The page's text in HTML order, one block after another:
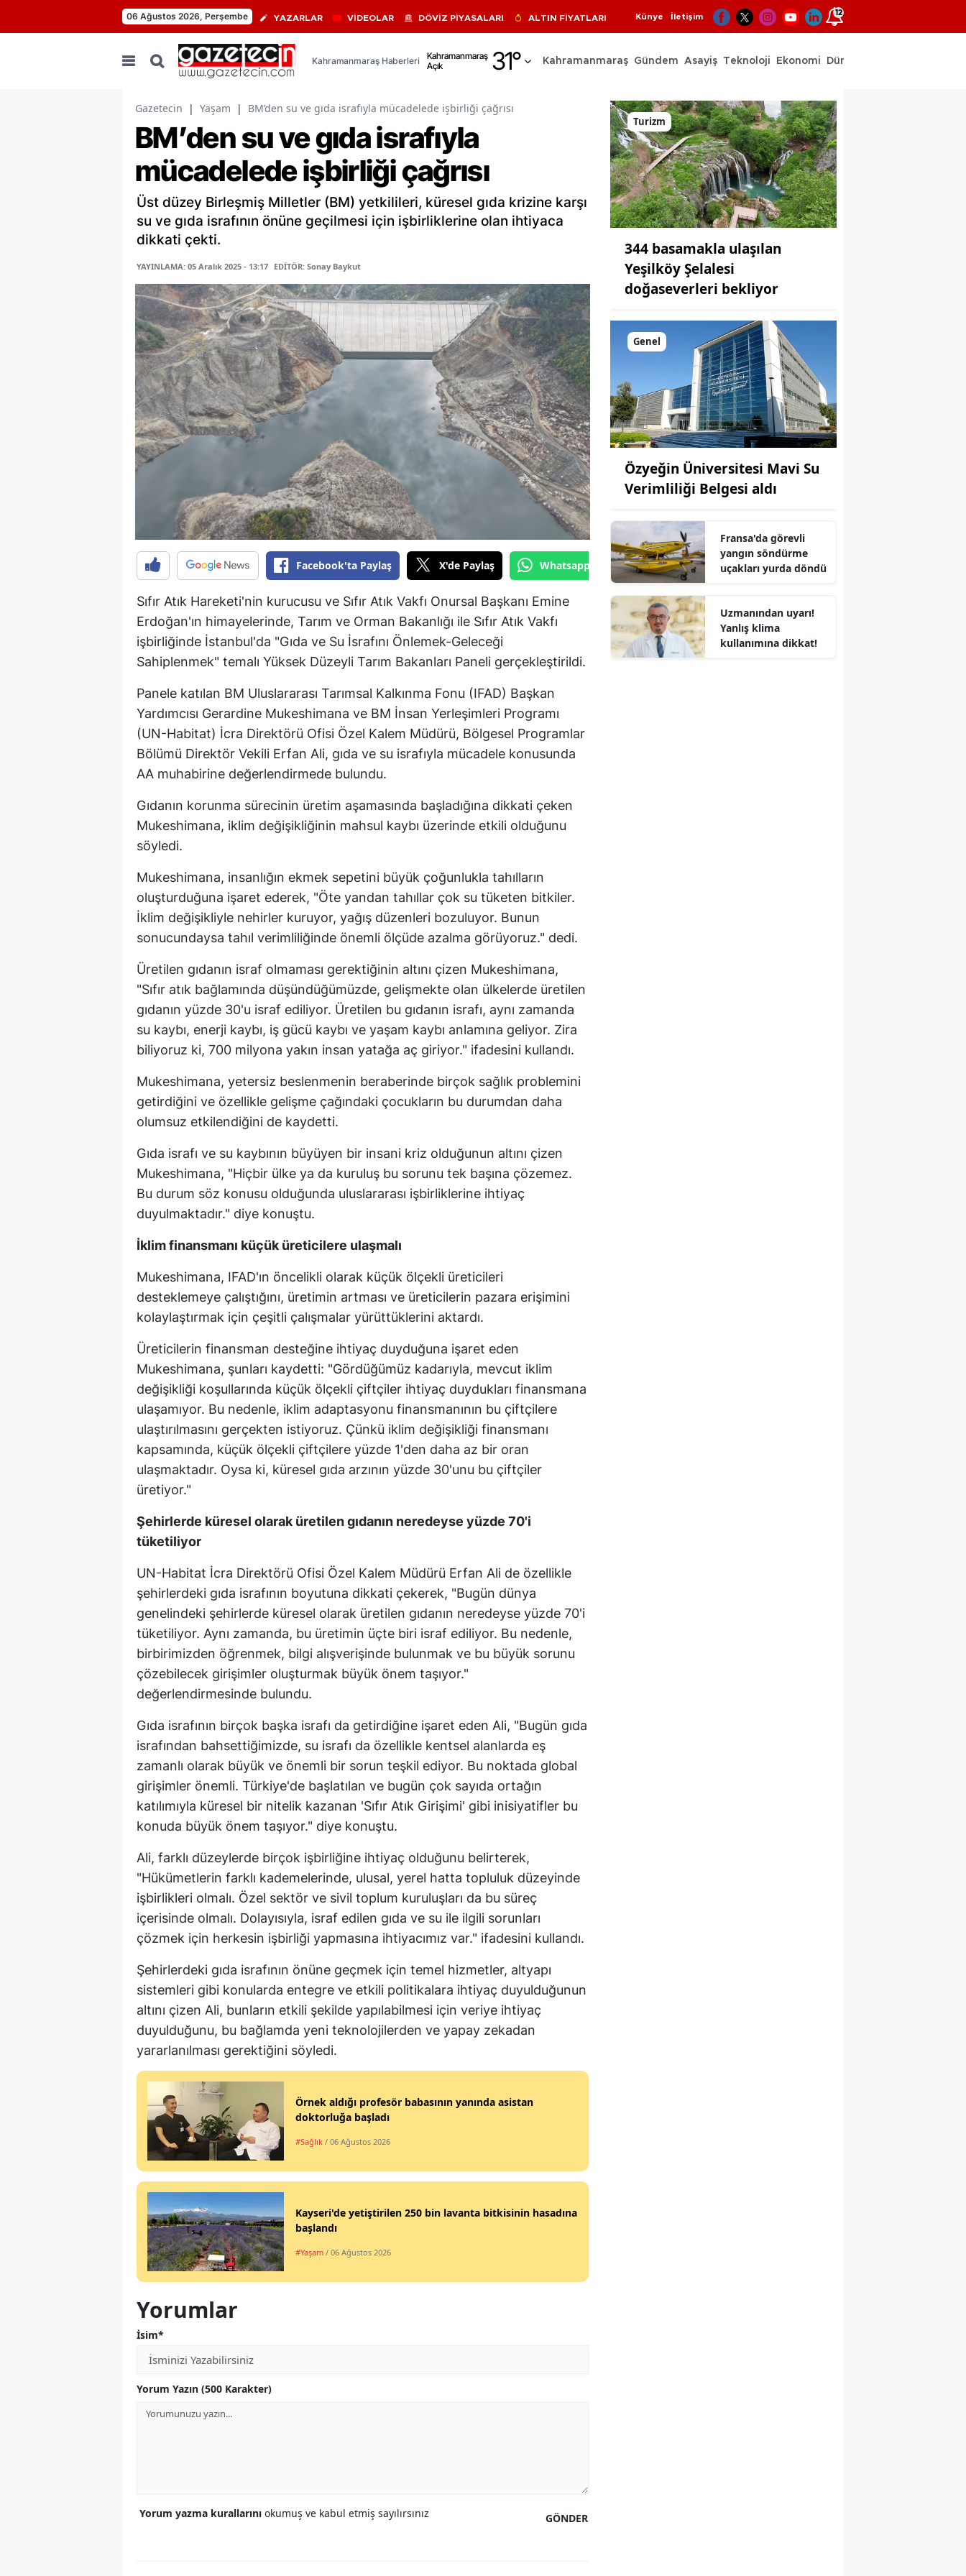
06 Ağustos 2026, Perşembe YAZARLAR VİDEOLAR DÖVİZ PİYASALARI ALTIN FİYATLARI Künye İletişim 12
Kahramanmaraş Haberleri
Kahramanmaraş
Açık
31°
Adıyaman
Afyonkarahisar
Ağrı
Amasya
Ankara
Antalya
Balıkesir
Bilecik
Bingöl
Bitlis
Bolu
Bursa
Çankırı
Çorum
Denizli
Diyarbakır
Edirne
Elazığ
Erzincan
Erzurum
Gaziantep
Hakkari
Hatay
Mersin
İstanbul
İzmir
Kars
Kastamonu
Kırklareli
Kırşehir
Kütahya
Malatya
Kahramanmaraş
Mardin
Muğla
Muş
Niğde
Rize
Sakarya
Samsun
Siirt
Sivas
Tekirdağ
Tokat
Trabzon
Şanlıurfa
Uşak
Zonguldak
Aksaray
Kırıkkale
Yalova
Kahramanmaraş Gündem Asayiş Teknoloji Ekonomi Dünya
Gazetecin | Yaşam | BM’den su ve gıda israfıyla mücadelede işbirliği çağrısı
BM’den su ve gıda israfıyla
mücadelede işbirliği çağrısı
Üst düzey Birleşmiş Milletler (BM) yetkilileri, küresel gıda krizine karşı
su ve gıda israfının önüne geçilmesi için işbirliklerine olan ihtiyaca
dikkati çekti.
YAYINLAMA: 05 Aralık 2025 - 13:17 EDİTÖR: Sonay Baykut
Facebook'ta Paylaş X'de Paylaş Whatsapp'tan Gönder
Sıfır Atık Hareketi'nin kurucusu ve Sıfır Atık Vakfı Onursal Başkanı Emine
Erdoğan'ın himayelerinde, Tarım ve Orman Bakanlığı ile Sıfır Atık Vakfı
işbirliğinde İstanbul'da "Gıda ve Su İsrafını Önlemek-Geleceği
Sahiplenmek" temalı Yüksek Düzeyli Tarım Bakanları Paneli gerçekleştirildi.
Panele katılan BM Uluslararası Tarımsal Kalkınma Fonu (IFAD) Başkan
Yardımcısı Gerardine Mukeshimana ve BM İnsan Yerleşimleri Programı
(UN-Habitat) İcra Direktörü Ofisi Özel Kalem Müdürü, Bölgesel Programlar
Bölümü Direktör Vekili Erfan Ali, gıda ve su israfıyla mücadele konusunda
AA muhabirine değerlendirmede bulundu.
Gıdanın korunma sürecinin üretim aşamasında başladığına dikkati çeken
Mukeshimana, iklim değişikliğinin mahsul kaybı üzerinde etkili olduğunu
söyledi.
Mukeshimana, insanlığın ekmek sepetini büyük çoğunlukla tahılların
oluşturduğuna işaret ederek, "Öte yandan tahıllar çok su tüketen bitkiler.
İklim değişikliyle nehirler kuruyor, yağış düzenleri bozuluyor. Bunun
sonucundaysa tahıl verimliliğinde önemli ölçüde azalma görüyoruz." dedi.
Üretilen gıdanın israf olmaması gerektiğinin altını çizen Mukeshimana,
"Sıfır atık bağlamında düşündüğümüzde, gelişmekte olan ülkelerde üretilen
gıdanın yüzde 30'u israf ediliyor. Üretilen bu gıdanın israfı, aynı zamanda
su kaybı, enerji kaybı, iş gücü kaybı ve yaşam kaybı anlamına geliyor. Zira
biliyoruz ki, 700 milyona yakın insan yatağa aç giriyor." ifadesini kullandı.
Mukeshimana, yetersiz beslenmenin beraberinde birçok sağlık problemini
getirdiğini ve özellikle gelişme çağındaki çocukların bu durumdan daha
olumsuz etkilendiğini de kaydetti.
Gıda israfı ve su kaybının büyüyen bir insani kriz olduğunun altını çizen
Mukeshimana, "Hiçbir ülke ya da kuruluş bu sorunu tek başına çözemez.
Bu durum söz konusu olduğunda uluslararası işbirliklerine ihtiyaç
duyulmaktadır." diye konuştu.
İklim finansmanı küçük üreticilere ulaşmalı
Mukeshimana, IFAD'ın öncelikli olarak küçük ölçekli üreticileri
desteklemeye çalıştığını, üretimin artması ve üreticilerin pazara erişimini
kolaylaştırmak için çeşitli çalışmalar yürüttüklerini aktardı.
Üreticilerin finansman desteğine ihtiyaç duyduğuna işaret eden
Mukeshimana, şunları kaydetti: "Gördüğümüz kadarıyla, mevcut iklim
değişikliği koşullarında küçük ölçekli çiftçiler ihtiyaç duydukları finansmana
ulaşamıyor. Bu nedenle, iklim adaptasyonu finansmanının bu çiftçilere
ulaştırılmasını gerçekten istiyoruz. Çünkü iklim değişikliği finansmanı
kapsamında, küçük ölçekli çiftçilere yüzde 1'den daha az bir oran
ulaşmaktadır. Oysa ki, küresel gıda arzının yüzde 30'unu bu çiftçiler
üretiyor."
Şehirlerde küresel olarak üretilen gıdanın neredeyse yüzde 70'i
tüketiliyor
UN-Habitat İcra Direktörü Ofisi Özel Kalem Müdürü Erfan Ali de özellikle
şehirlerdeki gıda israfının boyutuna dikkati çekerek, "Bugün dünya
genelindeki şehirlerde küresel olarak üretilen gıdanın neredeyse yüzde 70'i
tüketiliyor. Aynı zamanda, bu üretimin üçte biri israf ediliyor. Bu nedenle,
birbirimizden öğrenmek, bilgi alışverişinde bulunmak ve bu büyük sorunu
çözebilecek girişimler oluşturmak büyük önem taşıyor."
değerlendirmesinde bulundu.
Gıda israfının birçok başka israfı da getirdiğine işaret eden Ali, "Bugün gıda
israfından bahsettiğimizde, su israfı da özellikle kentsel alanlarda eş
zamanlı olarak büyük ve önemli bir sorun teşkil ediyor. Bu noktada global
girişimler önemli. Türkiye'de başlatılan ve bugün çok sayıda ortağın
katılımıyla küresel bir nitelik kazanan 'Sıfır Atık Girişimi' gibi inisiyatifler bu
konuda büyük önem taşıyor." diye konuştu.
Ali, farklı düzeylerde birçok işbirliğine ihtiyaç olduğunu belirterek,
"Hükümetlerin farklı kademelerinde, ulusal, yerel hatta topluluk düzeyinde
işbirlikleri olmalı. Özel sektör ve sivil toplum kuruluşları da bu süreç
içerisinde olmalı. Dolayısıyla, israf edilen gıda ve su ile ilgili sorunları
çözmek için herkesin işbirliği yapmasına ihtiyacımız var." ifadesini kullandı.
Şehirlerdeki gıda israfının önüne geçmek için temel hizmetler, altyapı
sistemleri gibi konularda entegre ve etkili politikalara ihtiyaç duyulduğunun
altını çizen Ali, bunların etkili şekilde yapılabilmesi için veriye ihtiyaç
duyulduğunu, bu bağlamda yeni teknolojilerden ve yapay zekadan
yararlanılması gerektiğini söyledi.
Örnek aldığı profesör babasının yanında asistan
doktorluğa başladı
#Sağlık / 06 Ağustos 2026
Kayseri'de yetiştirilen 250 bin lavanta bitkisinin hasadına
başlandı
#Yaşam / 06 Ağustos 2026
Yorumlar
İsim*
Yorum Yazın (500 Karakter)
GÖNDER
Yorum yazma kurallarını okumuş ve kabul etmiş sayılırsınız
Turizm
344 basamakla ulaşılan
Yeşilköy Şelalesi
doğaseverleri bekliyor
Genel
Özyeğin Üniversitesi Mavi Su
Verimliliği Belgesi aldı
Fransa'da görevli
yangın söndürme
uçakları yurda döndü
Uzmanından uyarı!
Yanlış klima
kullanımına dikkat!